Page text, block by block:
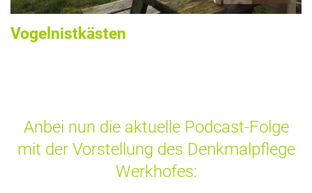
Vogelnistkästen
Anbei nun die aktuelle Podcast-Folge
mit der Vorstellung des Denkmalpflege
Werkhofes: